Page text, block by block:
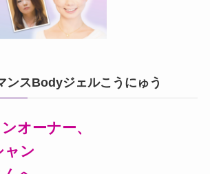
ンスBodyジェルこうにゅう
オーナー、
ャン